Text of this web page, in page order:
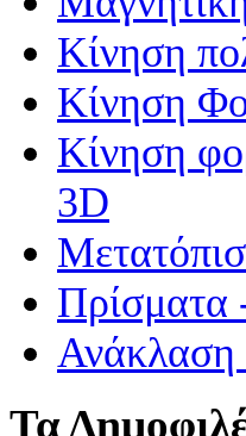
Κίνηση
Κίνηση
Κίνηση
3D
Τα